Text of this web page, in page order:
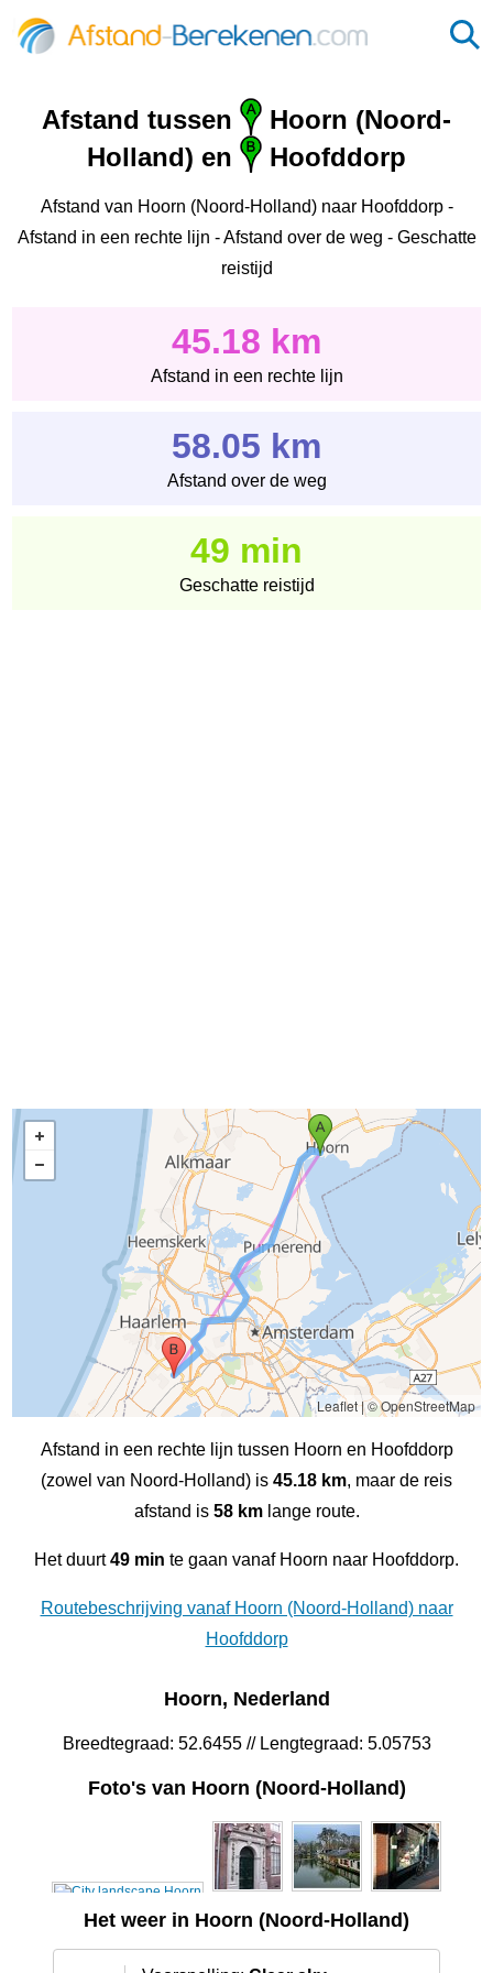
Afstand tussen
Hoorn (Noord-
Holland) en
Hoofddorp
Afstand van Hoorn (Noord-Holland) naar Hoofddorp -
Afstand in een rechte lijn - Afstand over de weg - Geschatte
reistijd
45.18 km
Afstand in een rechte lijn
58.05 km
Afstand over de weg
49 min
Geschatte reistijd
Leaflet|© OpenStreetMap
Afstand in een rechte lijn tussen Hoorn en Hoofddorp
(zowel van Noord-Holland) is 45.18 km, maar de reis
afstand is 58 kmlange route.
Het duurt49 min te gaan vanaf Hoorn naar Hoofddorp.
Routebeschrijving vanaf Hoorn (Noord-Holland) naar
Hoofddorp
Hoorn, Nederland
Breedtegraad: 52.6455 // Lengtegraad: 5.05753
Foto's van Hoorn (Noord-Holland)
Het weer in Hoorn (Noord-Holland)